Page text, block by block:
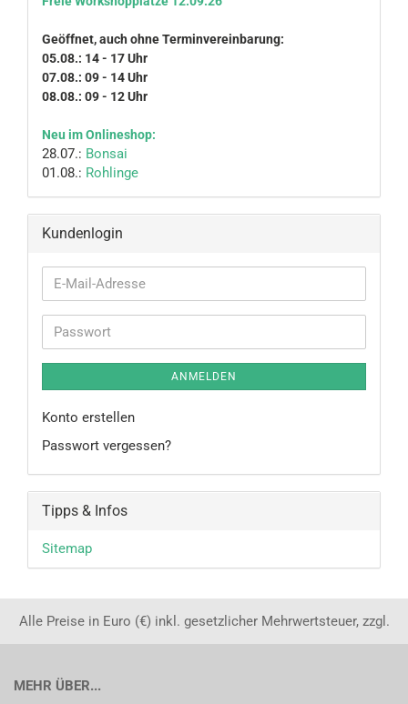
Geöffnet, auch ohne Terminvereinbarung:
05.08.: 14 - 17 Uhr
07.08.: 09 - 14 Uhr
08.08.: 09 - 12 Uhr
Neu im Onlineshop:
28.07.: Bonsai
01.08.: Rohlinge
Kundenlogin
E-
Mail-
Passwort
ANMELDEN
Konto erstellen
Passwort vergessen?
Tipps & Infos
Sitemap
Alle Preise in Euro (€) inkl. gesetzlicher Mehrwertsteuer, zzgl.
MEHR ÜBER...